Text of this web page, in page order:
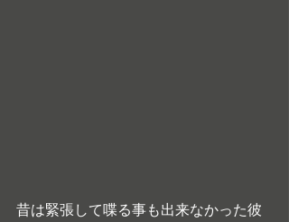
昔は緊張して喋る事も出来なかった彼